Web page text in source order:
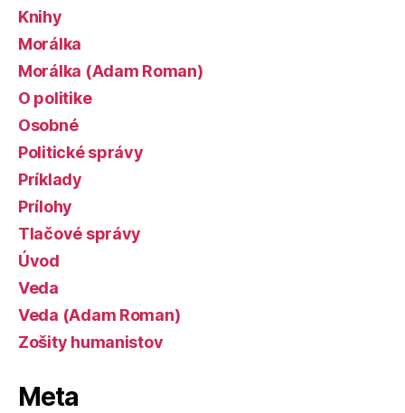
Knihy
Morálka
Morálka (Adam Roman)
O politike
Osobné
Politické správy
Príklady
Prílohy
Tlačové správy
Úvod
Veda
Veda (Adam Roman)
Zošity humanistov
Meta